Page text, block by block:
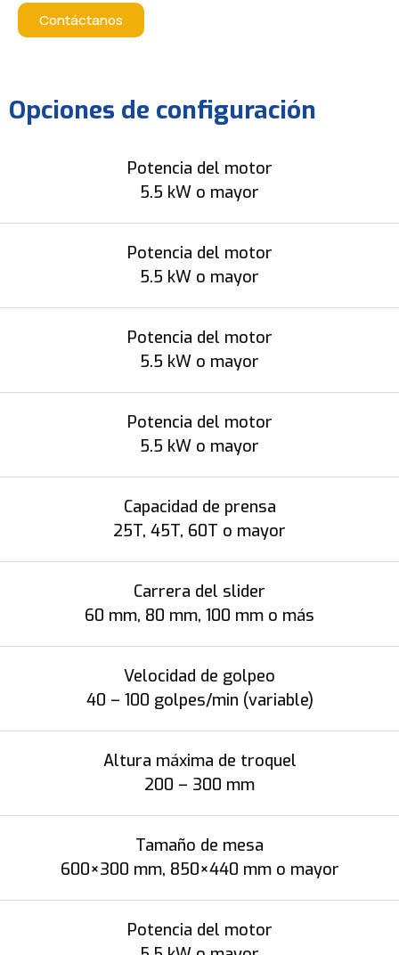
Contáctanos
Opciones de configuración
Potencia del motor
5.5 kW o mayor
Potencia del motor
5.5 kW o mayor
Potencia del motor
5.5 kW o mayor
Potencia del motor
5.5 kW o mayor
Capacidad de prensa
25T, 45T, 60T o mayor
Carrera del slider
60 mm, 80 mm, 100 mm o más
Velocidad de golpeo
40 – 100 golpes/min (variable)
Altura máxima de troquel
200 – 300 mm
Tamaño de mesa
600×300 mm, 850×440 mm o mayor
Potencia del motor